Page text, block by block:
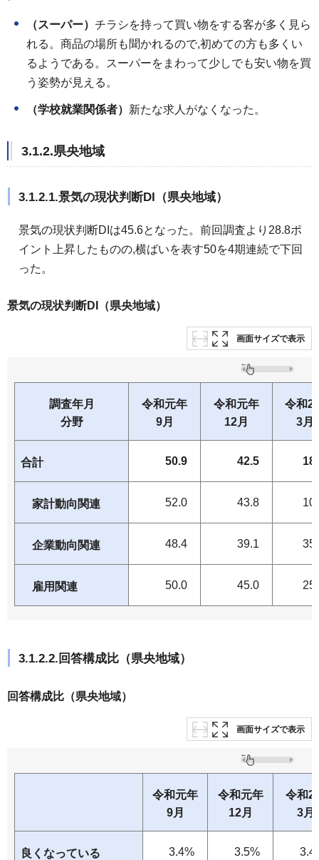
（スーパー） チラシを持って買い物をする客が多く見ら
れる。商品の場所も聞かれるので,初めての方も多くい
るようである。スーパーをまわって少しでも安い物を買
う姿勢が見える。
（学校就業関係者） 新たな求人がなくなった。
3.1.2.県央地域
3.1.2.1.景気の現状判断DI（県央地域）
景気の現状判断DIは45.6となった。前回調査より28.8ポ
イント上昇したものの,横ばいを表す50を4期連続で下回
った。
景気の現状判断DI（県央地域）
画面サイズで表示
調査年月
分野
令和元年
9月
令和元年
12月
令和2
3月
合計 50.9 42.5
家計動向関連 52.0 43.8
企業動向関連 48.4 39.1
雇用関連 50.0 45.0
3.1.2.2.回答構成比（県央地域）
回答構成比（県央地域）
画面サイズで表示
令和元年
9月
令和元年
12月
令和2
3月
良くなっている 3.4% 3.5%